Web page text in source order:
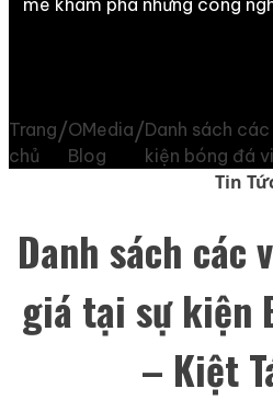
mê khám phá những công
Trang
chủ
/OMedia
Blog
/Danh sách
kiện bóng đá
Tin
Danh sách các
giá tại sự kiện
– Kiệt